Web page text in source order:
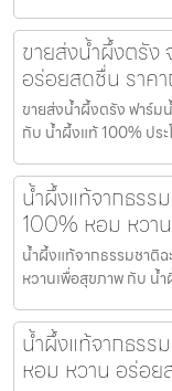
ขายส่งน้ำผึ้งตรัง
อร่อยสดชื่น ราค
ขายส่งน้ำผึ้งตรัง ฟาร์ม
กับ น้ำผึ้งแท้ 100% ปร
น้ำผึ้งแท้จากธรร
100% หอม หวา
น้ำผึ้งแท้จากธรรมชาติฉ
หวานเพื่อสุขภาพ กับ น้
น้ำผึ้งแท้จากธรร
หอม หวาน อร่อ